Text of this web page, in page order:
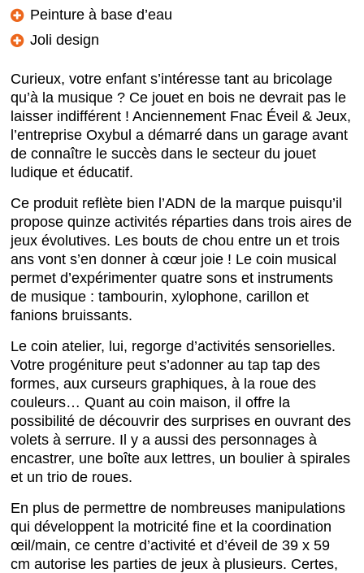
Peinture à base d’eau
Joli design
Curieux, votre enfant s’intéresse tant au bricolage
qu’à la musique ? Ce jouet en bois ne devrait pas le
laisser indifférent ! Anciennement Fnac Éveil & Jeux,
l’entreprise Oxybul a démarré dans un garage avant
de connaître le succès dans le secteur du jouet
ludique et éducatif.
Ce produit reflète bien l’ADN de la marque puisqu’il
propose quinze activités réparties dans trois aires de
jeux évolutives. Les bouts de chou entre un et trois
ans vont s’en donner à cœur joie ! Le coin musical
permet d’expérimenter quatre sons et instruments
de musique : tambourin, xylophone, carillon et
fanions bruissants.
Le coin atelier, lui, regorge d’activités sensorielles.
Votre progéniture peut s’adonner au tap tap des
formes, aux curseurs graphiques, à la roue des
couleurs… Quant au coin maison, il offre la
possibilité de découvrir des surprises en ouvrant des
volets à serrure. Il y a aussi des personnages à
encastrer, une boîte aux lettres, un boulier à spirales
et un trio de roues.
En plus de permettre de nombreuses manipulations
qui développent la motricité fine et la coordination
œil/main, ce centre d’activité et d’éveil de 39 x 59
cm autorise les parties de jeux à plusieurs. Certes,